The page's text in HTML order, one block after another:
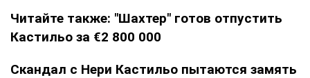
Читайте также: "Шахтер" готов отпустить
Кастильо за €2 800 000
Скандал с Нери Кастильо пытаются замять